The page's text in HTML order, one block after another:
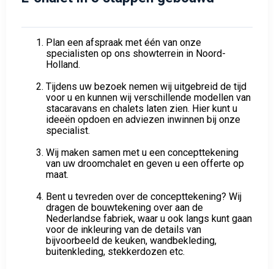
L-chalet in 5 stappen gebouwd
Plan een afspraak met één van onze
specialisten op ons showterrein in Noord-
Tijdens uw bezoek nemen wij uitgebreid de tijd
voor u en kunnen wij verschillende modellen van
stacaravans en chalets laten zien. Hier kunt u
ideeën opdoen en adviezen inwinnen bij onze
Wij maken samen met u een concepttekening
van uw droomchalet en geven u een offerte op
Bent u tevreden over de concepttekening? Wij
dragen de bouwtekening over aan de
Nederlandse fabriek, waar u ook langs kunt gaan
voor de inkleuring van de details van
bijvoorbeeld de keuken, wandbekleding,